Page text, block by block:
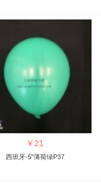
￥ 21
西班牙-5"薄荷绿P37